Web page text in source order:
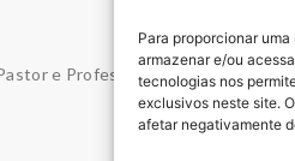
Para proporcionar
armazenar e/ou
tecnologias nos
exclusivos neste site.
afetar negativamente
e Professor Sydnei Emanuel